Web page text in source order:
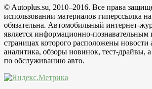
© Autoplus.su, 2010–2016. Все права
использовании материалов гиперссылка на
обязательна. Автомобильный интернет-
является информационно-познавательным
страницах которого расположены новости
аналитика, обзоры новинок, тест-драйвы,
по обслуживанию авто.